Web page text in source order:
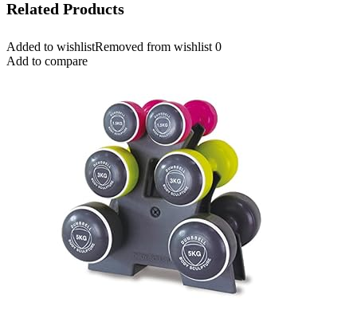
Related Products
Added to wishlistRemoved from wishlist 0
Add to compare